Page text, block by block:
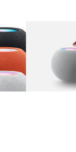
图像 1